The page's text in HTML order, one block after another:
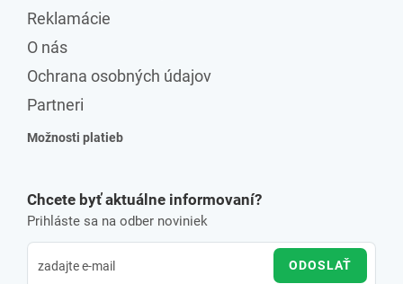
Reklamácie
O nás
Ochrana osobných údajov
Partneri
Možnosti platieb
Chcete byť aktuálne informovaní?
Prihláste sa na odber noviniek
ODOSLAŤ